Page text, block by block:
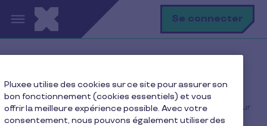
Aller au contenu principal Se connecter
Utiliser ma carte & mes avantages
Comment activer ou désactiver le paiement en ligne sur
ma carte ?
Pluxee utilise des cookies sur ce site pour assurer son
bon fonctionnement (cookies essentiels) et vous
offrir la meilleure expérience possible. Avec votre
consentement, nous pouvons également utiliser des